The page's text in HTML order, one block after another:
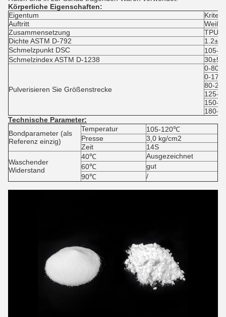
Körperliche Eigenschaften:
Eigentum
Auftritt
Zusammensetzung
TPU
Dichte ASTM D-792
Schmelzpunkt DSC
105-
Schmelzindex ASTM D-1238
Pulverisieren Sie Größenstrecke
0-80
0-170
80-
125-
150-
180-
Technische Parameter:
Bondparameter (als
Referenz einzig)
Temperatur
105-120℃
Presse
3,0 kg/cm2
Zeit
14S
Waschender
Widerstand
40℃
Ausgezeichnet
60℃
gut
90℃
/